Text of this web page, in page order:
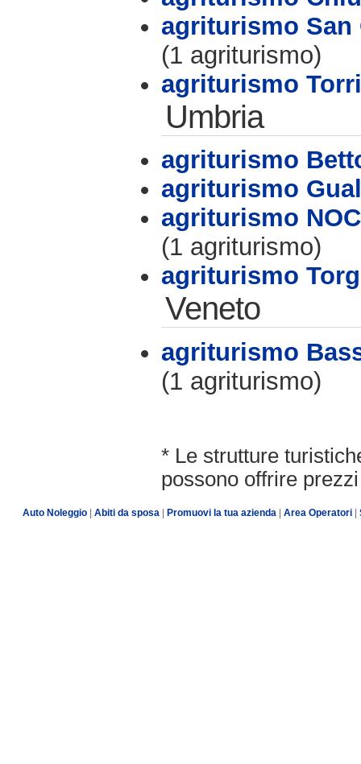
agriturismo San
(1 agriturismo)
agriturismo
Umbria
agriturismo
agriturismo
agriturismo
(1 agriturismo)
agriturismo
Veneto
agriturismo
(1 agriturismo)
* Le strutture
possono offrire
Auto Noleggio Abiti da sposa Promuovi la tua azienda Area Operatori